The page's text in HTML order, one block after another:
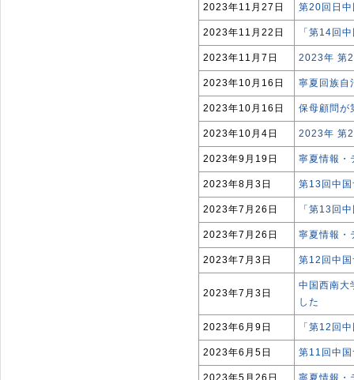
2023年11月27日 第20回日
2023年11月22日 「第14回
2023年11月7日 2023年 第
2023年10月16日 寧夏回族自
2023年10月16日 保母顧問が
2023年10月4日 2023年 第
2023年9月19日 寧夏情報・
2023年8月3日 第13回中
2023年7月26日 「第13回
2023年7月26日 寧夏情報・
2023年7月3日 第12回中
2023年7月3日
中国西南大
した
2023年6月9日 「第12回
2023年6月5日 第11回中
2023年5月26日 寧夏情報・